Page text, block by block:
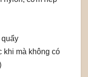
quẩy
khi mà không có